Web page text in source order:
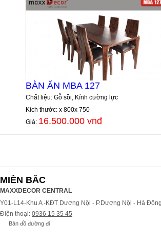
BÀN ĂN MBA 127
Chất liệu: Gỗ sồi, Kính cường lực
Kích thước: x 800x 750
Giá: 16.500.000 vnđ
MIỀN BẮC
MAXXDECOR CENTRAL
Y01-L14-Khu A -KĐT Dương Nội - P.Dương Nội - Hà
Điện thoại: 0936 15 35 45
Bản đồ đường đi